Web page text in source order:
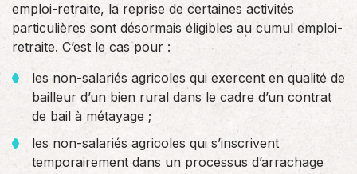
emploi-retraite, la reprise de certaines activités
particulières sont désormais éligibles au cumul emploi-
retraite. C’est le cas pour :
les non-salariés agricoles qui exercent en qualité de
bailleur d’un bien rural dans le cadre d’un contrat
de bail à métayage ;
les non-salariés agricoles qui s’inscrivent
temporairement dans un processus d’arrachage